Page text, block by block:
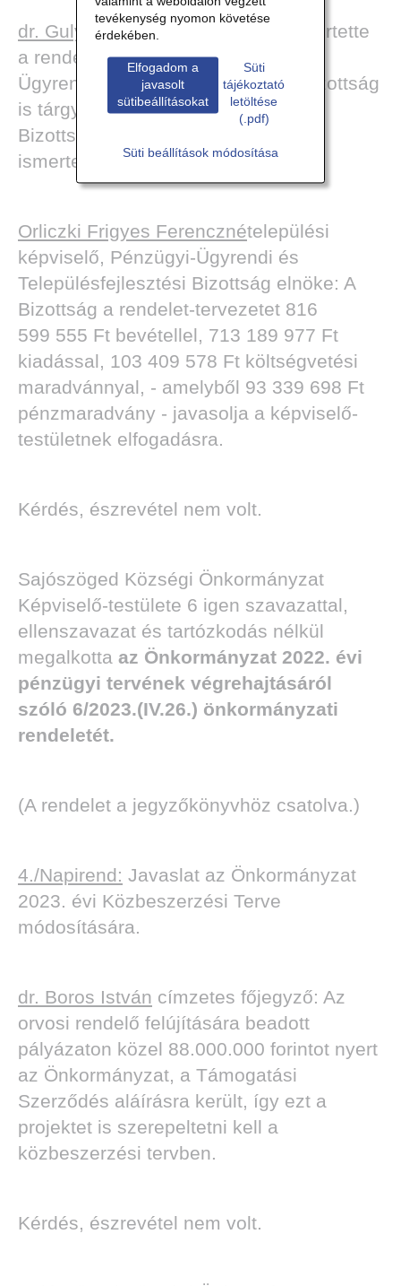
dr. Gulyás Mihály polgármesterismertette
a rendelet-tervezetet. A Pénzügyi-
Ügyrendi és Településfejlesztési Bizottság
is tárgyalta anapirendet, felkérem a
Bizottság elnökasszonyát, hogy
ismertesse a Bizottság álláspontját.
Orliczki Frigyes Ferencznételepülési
képviselő, Pénzügyi-Ügyrendi és
Településfejlesztési Bizottság elnöke: A
Bizottság a rendelet-tervezetet 816
599 555 Ft bevétellel, 713 189 977 Ft
kiadással, 103 409 578 Ft költségvetési
maradvánnyal, - amelyből 93 339 698 Ft
pénzmaradvány - javasolja a képviselő-
testületnek elfogadásra.
Kérdés, észrevétel nem volt.
Sajószöged Községi Önkormányzat
Képviselő-testülete 6 igen szavazattal,
ellenszavazat és tartózkodás nélkül
megalkotta az Önkormányzat 2022. évi
pénzügyi tervének végrehajtásáról
szóló 6/2023.(IV.26.) önkormányzati
rendeletét.
(A rendelet a jegyzőkönyvhöz csatolva.)
4./Napirend: Javaslat az Önkormányzat
2023. évi Közbeszerzési Terve
módosítására.
dr. Boros István címzetes főjegyző: Az
orvosi rendelő felújítására beadott
pályázaton közel 88.000.000 forintot nyert
az Önkormányzat, a Támogatási
Szerződés aláírásra került, így ezt a
projektet is szerepeltetni kell a
közbeszerzési tervben.
Kérdés, észrevétel nem volt.
tevékenység nyomon követése
érdekében.
Elfogadom a
javasolt
sütibeállításokat
Süti
tájékoztató
letöltése
(.pdf)
Süti beállítások módosítása